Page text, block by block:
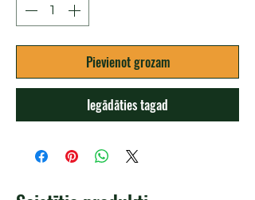
Pievienot grozam
Iegādāties tagad